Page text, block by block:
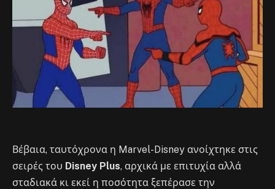
Βέβαια, ταυτόχρονα η Marvel-Disney ανοίχτηκε στις
σειρές του Disney Plus, αρχικά με επιτυχία αλλά
σταδιακά κι εκεί η ποσότητα ξεπέρασε την